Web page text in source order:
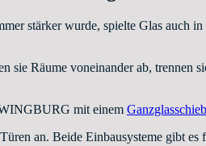
stärker wurde, spielte Glas auch
sie Räume voneinander ab,
mit einem
an. Beide Einbausysteme gibt